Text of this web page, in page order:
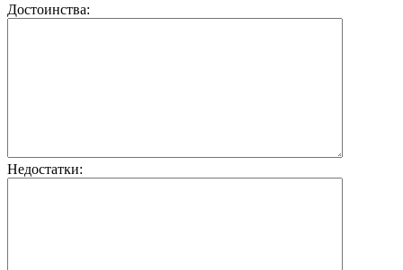
Достоинства:
Недостатки: